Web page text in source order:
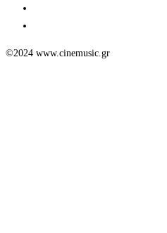
©2024 www.cinemusic.gr